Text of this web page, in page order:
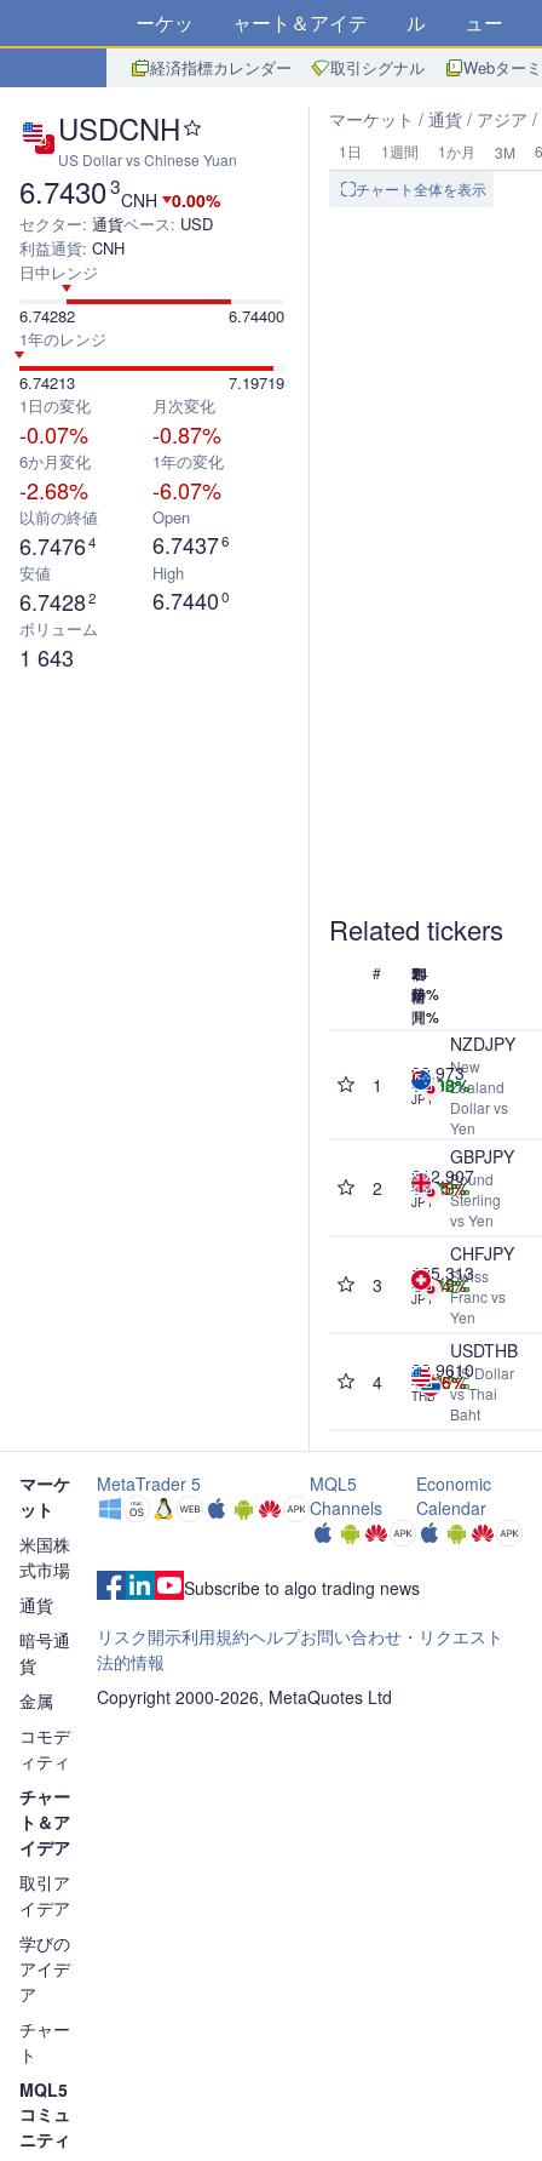
マーケット チャート＆アイデア アルゴ ニュース
経済指標カレンダー 取引シグナル Webター
USDCNH
US Dollar vs Chinese Yuan
6.74303
CNH 0.00%
セクター: 通貨ベース: USD
利益通貨: CNH
日中レンジ
6.74282
6.74400
1年のレンジ
6.74213
7.19719
1日の変化
-0.07%
月次変化
-0.87%
6か月変化
-2.68%
1年の変化
-6.07%
以前の終値
6.74764
Open
6.74376
安値
6.74282
High
6.74400
ボリューム
1 643
マーケット 通貨 アジア
1日 1週間 1か月 3M
チャート全体を表示
Related tickers
#
名
前
価
格
24
時
間%
7
日%
1
か
月%
1
年%
1
NZDJPY
New
Zealand
Dollar vs
Yen
92.973
JPY
+0.02%
+0.30%
+1.08%
+6.33%
2
GBPJPY
Pound
Sterling
vs Yen
212.907
JPY
-0.11%
+0.43%
-1.65%
+7.73%
3
CHFJPY
Swiss
Franc vs
Yen
195.313
JPY
+0.15%
+0.32%
-2.54%
+7.19%
4
USDTHB
US Dollar
vs Thai
Baht
32.9610
THB
-0.46%
-1.26%
-1.05%
+2.17%
マーケ
ット
米国株
式市場
通貨
暗号通
貨
金属
コモデ
ィティ
チャー
ト＆ア
イデア
取引ア
イデア
学びの
アイデ
ア
チャー
ト
MQL5
コミュ
ニティ
MetaTrader 5
MQL5
Channels
Economic
Calendar
Subscribe to algo trading news
リスク開示利用規約ヘルプお問い合わせ・リクエスト
法的情報
Copyright 2000-2026, MetaQuotes Ltd